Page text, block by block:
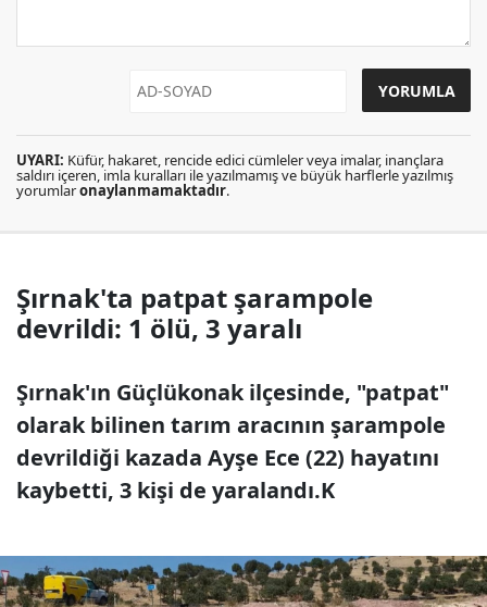
UYARI: Küfür, hakaret, rencide edici cümleler veya imalar, inançlara
saldırı içeren, imla kuralları ile yazılmamış ve büyük harflerle yazılmış
yorumlaronaylanmamaktadır.
Şırnak'ta patpat şarampole
devrildi: 1 ölü, 3 yaralı
Şırnak'ın Güçlükonak ilçesinde, "patpat"
olarak bilinen tarım aracının şarampole
devrildiği kazada Ayşe Ece (22) hayatını
kaybetti, 3 kişi de yaralandı.K